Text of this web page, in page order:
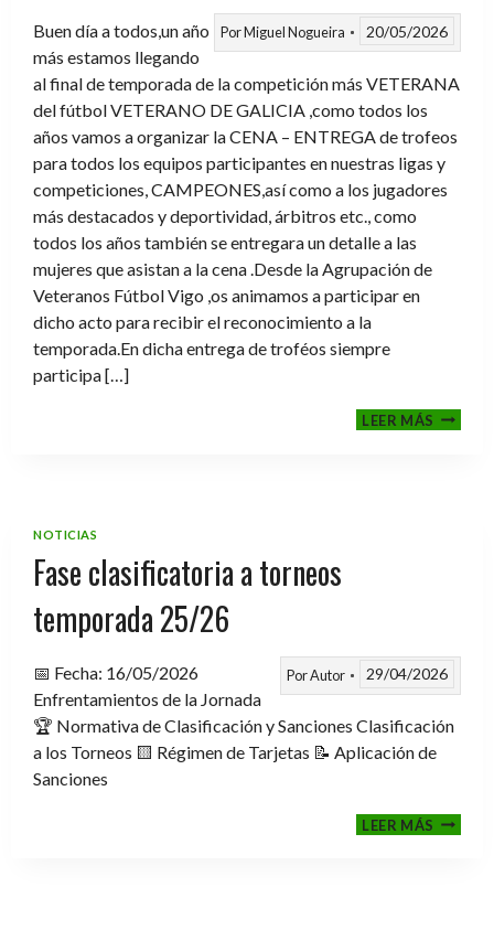
PorMiguel Nogueira 20/05/2026
Buen día a todos,un año
más estamos llegando
al final de temporada de la competición más VETERANA
del fútbol VETERANO DE GALICIA ,como todos los
años vamos a organizar la CENA – ENTREGA de trofeos
para todos los equipos participantes en nuestras ligas y
competiciones, CAMPEONES,así como a los jugadores
más destacados y deportividad, árbitros etc., como
todos los años también se entregara un detalle a las
mujeres que asistan a la cena .Desde la Agrupación de
Veteranos Fútbol Vigo ,os animamos a participar en
dicho acto para recibir el reconocimiento a la
temporada.En dicha entrega de troféos siempre
participa […]
LEER MÁSCENA-
NOTICIAS
Fase clasificatoria a torneos
temporada 25/26
PorAutor 29/04/2026
📅 Fecha: 16/05/2026
Enfrentamientos de la Jornada
🏆 Normativa de Clasificación y Sanciones Clasificación
a los Torneos 🟨 Régimen de Tarjetas 📝 Aplicación de
Sanciones
LEER MÁSFASE